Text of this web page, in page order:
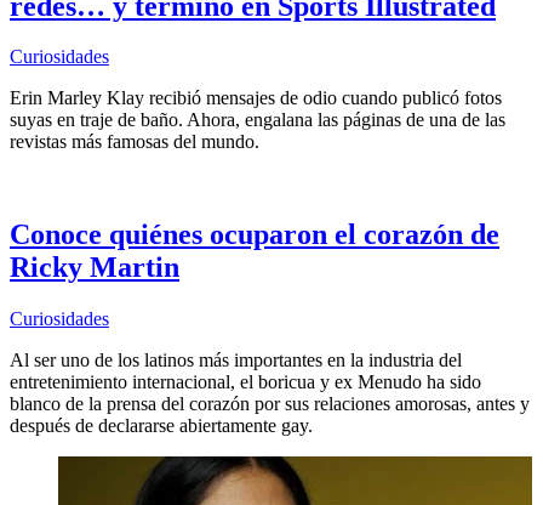
Curiosidades
Erin Marley Klay recibió mensajes de odio cuando publicó fotos
suyas en traje de baño. Ahora, engalana las páginas de una de las
revistas más famosas del mundo.
Conoce quiénes ocuparon el corazón de
Ricky Martin
Curiosidades
Al ser uno de los latinos más importantes en la industria del
entretenimiento internacional, el boricua y ex Menudo ha sido
blanco de la prensa del corazón por sus relaciones amorosas, antes y
después de declararse abiertamente gay.